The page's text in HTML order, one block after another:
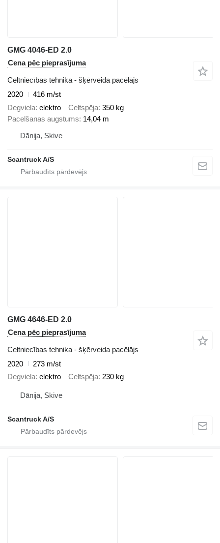
GMG 4046-ED 2.0
Cena pēc pieprasījuma
Celtniecības tehnika - šķērveida pacēlājs
2020
416 m/st
Degviela elektro Celtspēja 350 kg
Pacelšanas augstums 14,04 m
Dānija, Skive
Scantruck A/S
GMG 4646-ED 2.0
Cena pēc pieprasījuma
Celtniecības tehnika - šķērveida pacēlājs
2020
273 m/st
Degviela elektro Celtspēja 230 kg
Dānija, Skive
Scantruck A/S